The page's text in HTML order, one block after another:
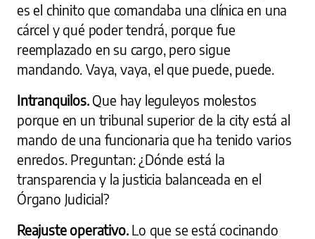
es el chinito que comandaba una clínica en una
cárcel y qué poder tendrá, porque fue
reemplazado en su cargo, pero sigue
mandando. Vaya, vaya, el que puede, puede.
Intranquilos. Que hay leguleyos molestos
porque en un tribunal superior de la city está al
mando de una funcionaria que ha tenido varios
enredos. Preguntan: ¿Dónde está la
transparencia y la justicia balanceada en el
Órgano Judicial?
Reajuste operativo. Lo que se está cocinando